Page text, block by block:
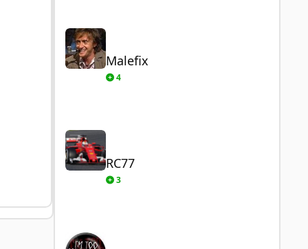
Malefix
4
RC77
RC77
3